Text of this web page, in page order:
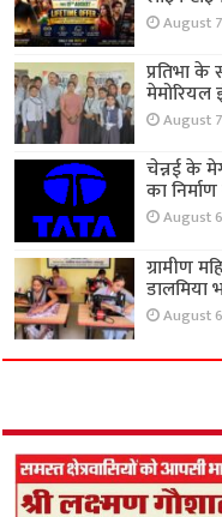
August
प्रतिभा
मेमोरियल
August
चेन्नई के
का
August
ग्रामीण
August